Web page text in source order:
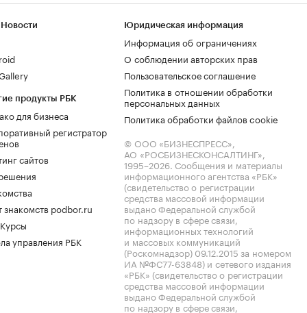
продукты РБК
для бизнеса
регистратор
сайтов
знакомств podbor.ru
управления РБК
Юридическая информация
Информация об ограничениях
О соблюдении авторских прав
Пользовательское соглашение
Политика в отношении обработки
персональных данных
Политика обработки файлов cookie
© ООО «БИЗНЕСПРЕСС»,
АО «РОСБИЗНЕСКОНСАЛТИНГ»,
1995–2026. Сообщения и материалы
информационного агентства «РБК»
(свидетельство о регистрации
средства массовой информации
выдано Федеральной службой
по надзору в сфере связи,
информационных технологий
и массовых коммуникаций
(Роскомнадзор) 09.12.2015 за номером
ИА №ФС77-63848) и сетевого издания
«РБК» (свидетельство о регистрации
средства массовой информации
выдано Федеральной службой
по надзору в сфере связи,